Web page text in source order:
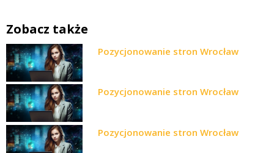
Zobacz także
Pozycjonowanie stron Wrocław
Pozycjonowanie stron Wrocław
Pozycjonowanie stron Wrocław